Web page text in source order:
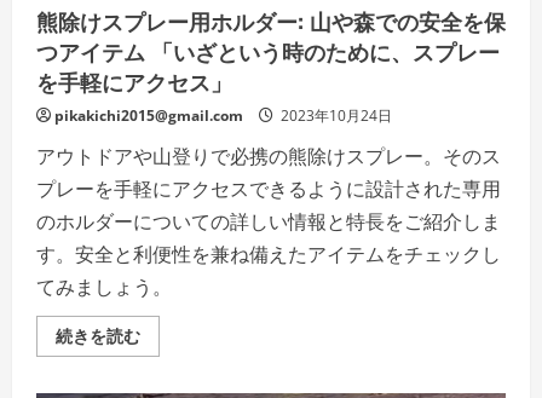
ド
ア
お
す
す
め！」
詳
細
を
ご
覧
く
だ
さ
い
熊除けスプレー用ホルダー: 山や森での安全を保
つアイテム 「いざという時のために、スプレー
を手軽にアクセス」
pikakichi2015@gmail.com 2023年10月24日
アウトドアや山登りで必携の熊除けスプレー。そのス
プレーを手軽にアクセスできるように設計された専用
のホルダーについての詳しい情報と特長をご紹介しま
す。安全と利便性を兼ね備えたアイテムをチェックし
てみましょう。
続きを読む熊
除